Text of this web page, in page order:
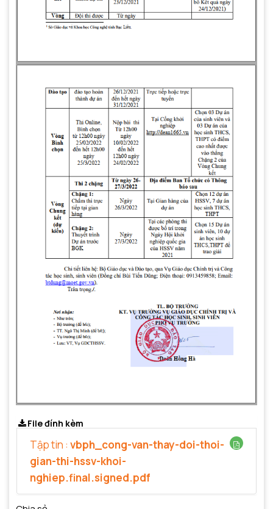
File đính kèm
Tập tin :vbph_cong-van-thay-doi-thoi-
gian-thi-hssv-khoi-
nghiep.final.signed.pdf